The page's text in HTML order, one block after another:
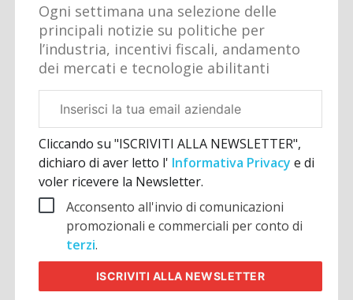
Ogni settimana una selezione delle
principali notizie su politiche per
l’industria, incentivi fiscali, andamento
dei mercati e tecnologie abilitanti
aziendale
Cliccando su "ISCRIVITI ALLA NEWSLETTER",
dichiaro di aver letto l' Informativa Privacye di
voler ricevere la Newsletter.
Acconsento all'invio di comunicazioni
promozionali e commerciali per conto di
terzi.
ISCRIVITI ALLA NEWSLETTER